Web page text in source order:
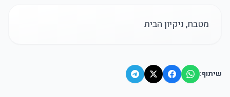
מטבח, ניקיון הבית
שיתוף: